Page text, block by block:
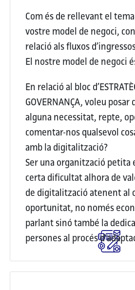
Com és de rellevant el
vostre model de negoci,
relació als fluxos
El nostre model de negoci
En relació al bloc
GOVERNANÇA, voleu
alguna necessitat, repte,
comentar-nos qualsevol
amb la digitalització?
Ser una organització petita
certa dificultat alhora de
de digitalització atenent al
oportunitat, no només
parlant sinó també la
persones al procés